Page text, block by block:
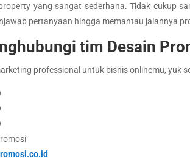
yang sangat sederhana. Tidak cukup
pertanyaan hingga memantau jalannya
tim Desain
professional untuk bisnis onlinemu, yuk